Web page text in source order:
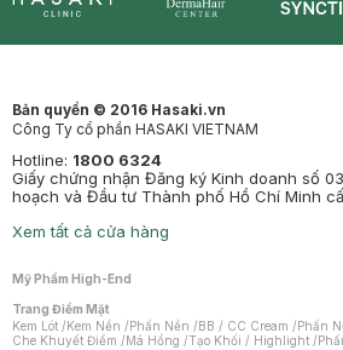
Bản quyền © 2016 Hasaki.vn
Công Ty cổ phần HASAKI VIETNAM
Hotline: 1800 6324
Giấy chứng nhận Đăng ký Kinh doanh số
hoạch và Đầu tư Thành phố Hồ Chí Minh
Xem tất cả cửa hàng
Mỹ Phẩm High-End
Trang Điểm Mặt
Kem Lót /Kem Nền /Phấn Nền /BB / CC Cream /Phấn
Che Khuyết Điểm /Má Hồng /Tạo Khối / Highlight /